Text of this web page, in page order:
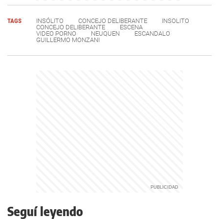
TAGS INSÓLITO CONCEJO DELIBERANTE
INSOLITO
CONCEJO DELIBERANTE
ESCENA
VIDEO PORNO
NEUQUEN
ESCANDALO
GUILLERMO MONZANI
Seguí leyendo